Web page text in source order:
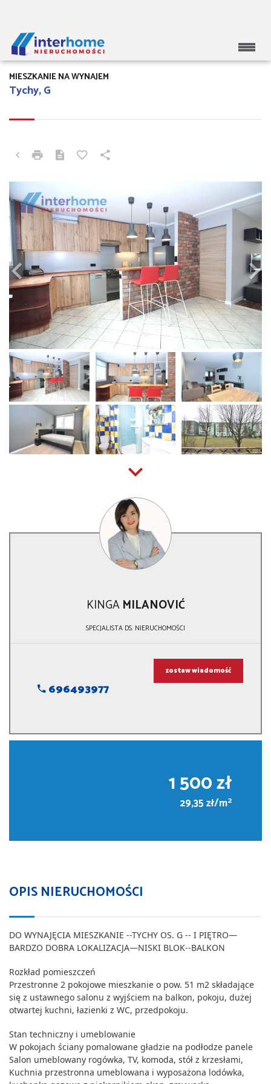
Tychy, G
MIESZKANIE NA WYNAJEM
KINGAMILANOVIĆ
SPECJALISTA DS. NIERUCHOMOŚCI
696493977
zostaw wiadomość
1 500 zł
29,35 zł/m2
OPIS NIERUCHOMOŚCI
DO WYNAJĘCIA MIESZKANIE --TYCHY OS. G -- I PIĘTRO—
BARDZO DOBRA LOKALIZACJA—NISKI BLOK--BALKON
Rozkład pomieszczeń
Przestronne 2 pokojowe mieszkanie o pow. 51 m2 składające
się z ustawnego salonu z wyjściem na balkon, pokoju, dużej
otwartej kuchni, łazienki z WC, przedpokoju.
Stan techniczny i umeblowanie
W pokojach ściany pomalowane gładzie na podłodze panele
Salon umeblowany rogówka, TV, komoda, stół z krzesłami,
Kuchnia przestronna umeblowana i wyposażona lodówka,